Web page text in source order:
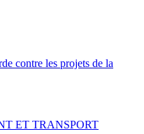
contre les projets de la
ET TRANSPORT